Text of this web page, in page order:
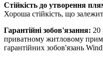
Стійкість до утворення плям
Хороша стійкість, що
Гарантійні зобов'язання: 20
приватному житловому
гарантійних зобов'язань